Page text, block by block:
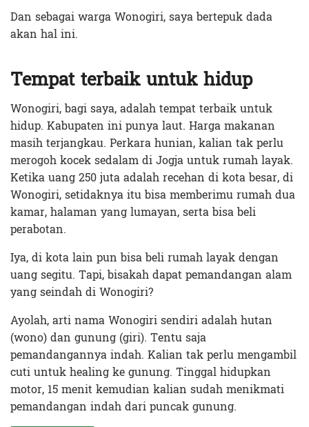
Dan sebagai warga Wonogiri, saya bertepuk dada
akan hal ini.
Tempat terbaik untuk hidup
Wonogiri, bagi saya, adalah tempat terbaik untuk
hidup. Kabupaten ini punya laut. Harga makanan
masih terjangkau. Perkara hunian, kalian tak perlu
merogoh kocek sedalam di Jogja untuk rumah layak.
Ketika uang 250 juta adalah recehan di kota besar, di
Wonogiri, setidaknya itu bisa memberimu rumah dua
kamar, halaman yang lumayan, serta bisa beli
perabotan.
Iya, di kota lain pun bisa beli rumah layak dengan
uang segitu. Tapi, bisakah dapat pemandangan alam
yang seindah di Wonogiri?
Ayolah, arti nama Wonogiri sendiri adalah hutan
(wono) dan gunung (giri). Tentu saja
pemandangannya indah. Kalian tak perlu mengambil
cuti untuk healing ke gunung. Tinggal hidupkan
motor, 15 menit kemudian kalian sudah menikmati
pemandangan indah dari puncak gunung.